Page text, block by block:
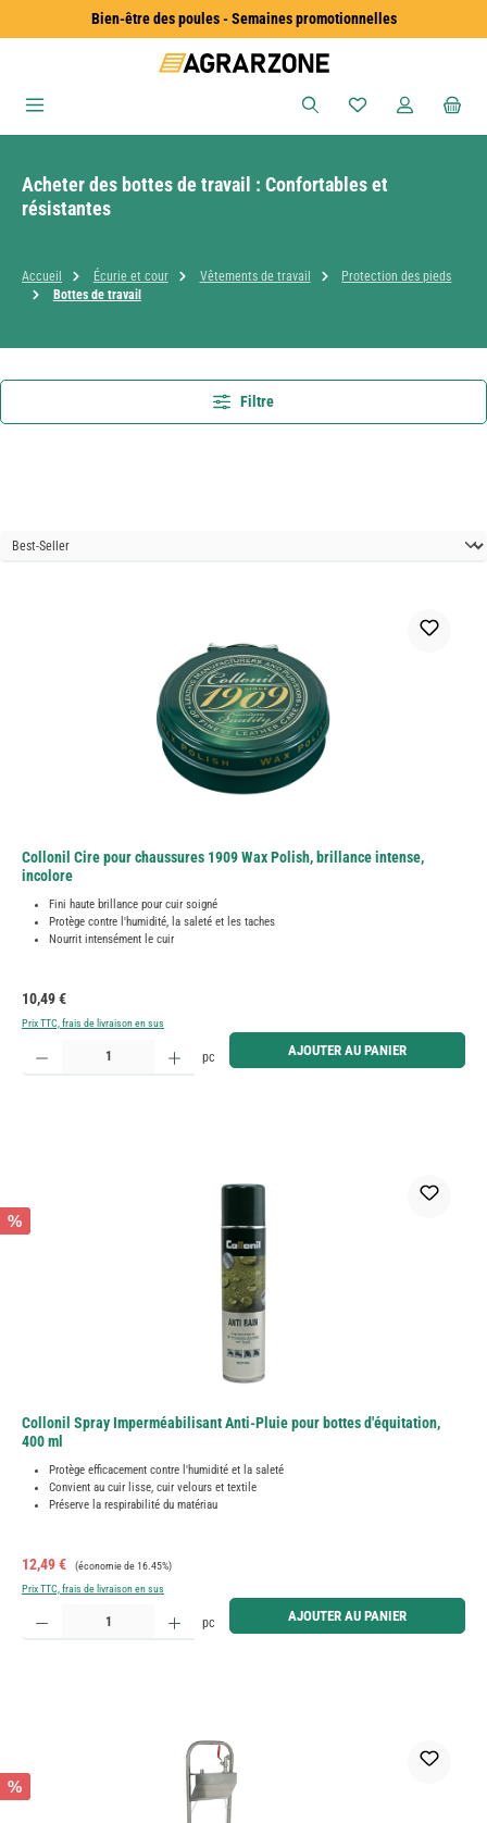
Passer au contenu principalBien-être des poules - Semaines promotionnelles
Vous avez 0
Acheter des bottes de travail : Confortables et
résistantes
Accueil Écurie et cour Vêtements de travail
Protection des pieds
Bottes de travail
Filtre
Collonil Cire pour chaussures 1909 Wax Polish, brillance intense,
incolore
Fini haute brillance pour cuir soigné
Protège contre l'humidité, la saleté et les taches
Nourrit intensément le cuir
Prix régulier :
10,49 €
Prix TTC, frais de livraison en sus
Quantité de produit : Entrez la quantité souhaitée ou utilisez les boutons pour augmenter ou
pc AJOUTER AU PANIER
%
Collonil Spray Imperméabilisant Anti-Pluie pour bottes d'équitation,
400 ml
Protège efficacement contre l'humidité et la saleté
Convient au cuir lisse, cuir velours et textile
Préserve la respirabilité du matériau
Prix de vente :
12,49 € Prix régulier :
(économie de 16.45%)
Prix TTC, frais de livraison en sus
Quantité de produit : Entrez la quantité souhaitée ou utilisez les boutons pour augmenter ou
pc AJOUTER AU PANIER
%